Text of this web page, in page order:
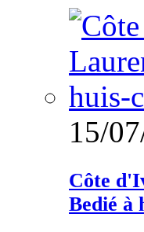
15/
Côte
Bedié à